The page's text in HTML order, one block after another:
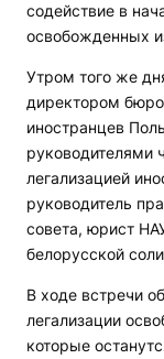
содействие в
освобожденных
Утром того же
директором
иностранцев
руководителями
легализацией
руководитель
совета, юрист
белорусской
В ходе встречи
легализации
которые